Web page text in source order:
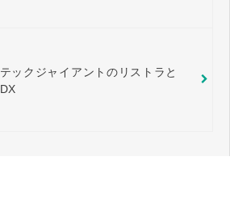
テックジャイアントのリストラと
DX